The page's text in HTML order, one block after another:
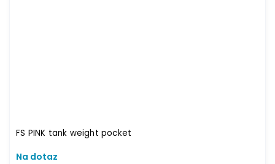
FS PINK tank weight pocket
Na dotaz